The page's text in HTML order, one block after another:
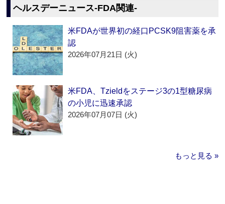
ヘルスデーニュース‐FDA関連‐
米FDAが世界初の経口PCSK9阻害薬を承
認
2026年07月21日 (火)
米FDA、Tzieldをステージ3の1型糖尿病
の小児に迅速承認
2026年07月07日 (火)
もっと見る »